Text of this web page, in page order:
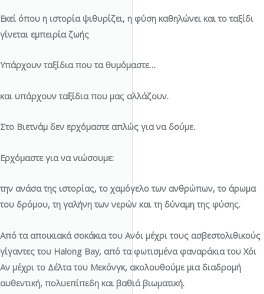
Εκεί όπου η ιστορία ψιθυρίζει, η φύση καθηλώνει και το ταξίδι
γίνεται εμπειρία ζωής
Υπάρχουν ταξίδια που τα θυμόμαστε…
και υπάρχουν ταξίδια που μας αλλάζουν.
Στο Βιετνάμ δεν ερχόμαστε απλώς για να δούμε.
Ερχόμαστε για να νιώσουμε:
την ανάσα της ιστορίας, το χαμόγελο των ανθρώπων, το άρωμα
του δρόμου, τη γαλήνη των νερών και τη δύναμη της φύσης.
Από τα αποικιακά σοκάκια του Ανόι μέχρι τους ασβεστολιθικούς
γίγαντες του Halong Bay, από τα φωτισμένα φαναράκια του Χόι
Αν μέχρι το Δέλτα του Μεκόνγκ, ακολουθούμε μια διαδρομή
αυθεντική, πολυεπίπεδη και βαθιά βιωματική.